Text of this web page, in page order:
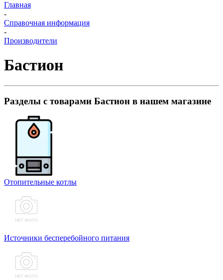
Главная
-
Справочная информация
-
Производители
Бастион
Разделы с товарами Бастион в нашем магазине
Отопительные котлы
Источники бесперебойного питания